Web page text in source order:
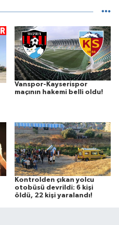
Vanspor-Kayserispor
maçının hakemi belli oldu!
Kontrolden çıkan yolcu
otobüsü devrildi: 6 kişi
öldü, 22 kişi yaralandı!